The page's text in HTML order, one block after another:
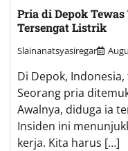
Pria di Depok
Tersengat Listrik
Slainanatsyasiregar
Di Depok,
Seorang pria
Awalnya, diduga ia
Insiden ini
kerja. Kita harus […]